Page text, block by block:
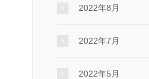
2022年8月
2022年7月
2022年5月